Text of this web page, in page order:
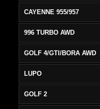
CAYENNE 955/957
996 TURBO AWD
GOLF 4/GTI/BORA AWD
LUPO
GOLF 2